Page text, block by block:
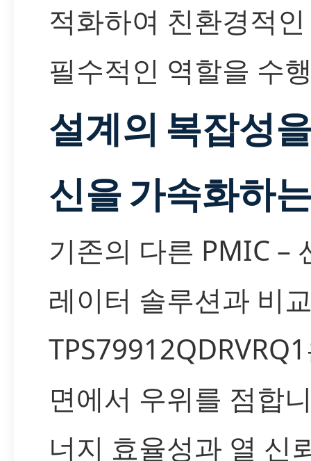
적화하여 친환경적
필수적인 역할을 수
설계의 복잡성
신을 가속화하
기존의 다른 PMIC –
레이터 솔루션과 비
면에서 우위를 점합
너지 효율성과 열 신